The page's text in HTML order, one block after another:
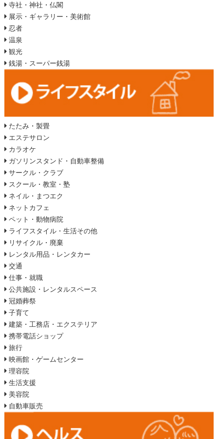
寺社・神社・仏閣
展示・ギャラリー・美術館
忍者
温泉
観光
銭湯・スーパー銭湯
たたみ・製畳
エステサロン
カラオケ
ガソリンスタンド・自動車整備
サークル・クラブ
スクール・教室・塾
ネイル・まつエク
ネットカフェ
ペット・動物病院
ライフスタイル・生活その他
リサイクル・廃棄
レンタル用品・レンタカー
交通
仕事・就職
公共施設・レンタルスペース
冠婚葬祭
子育て
建築・工務店・エクステリア
携帯電話ショップ
旅行
映画館・ゲームセンター
理容院
生活支援
美容院
自動車販売